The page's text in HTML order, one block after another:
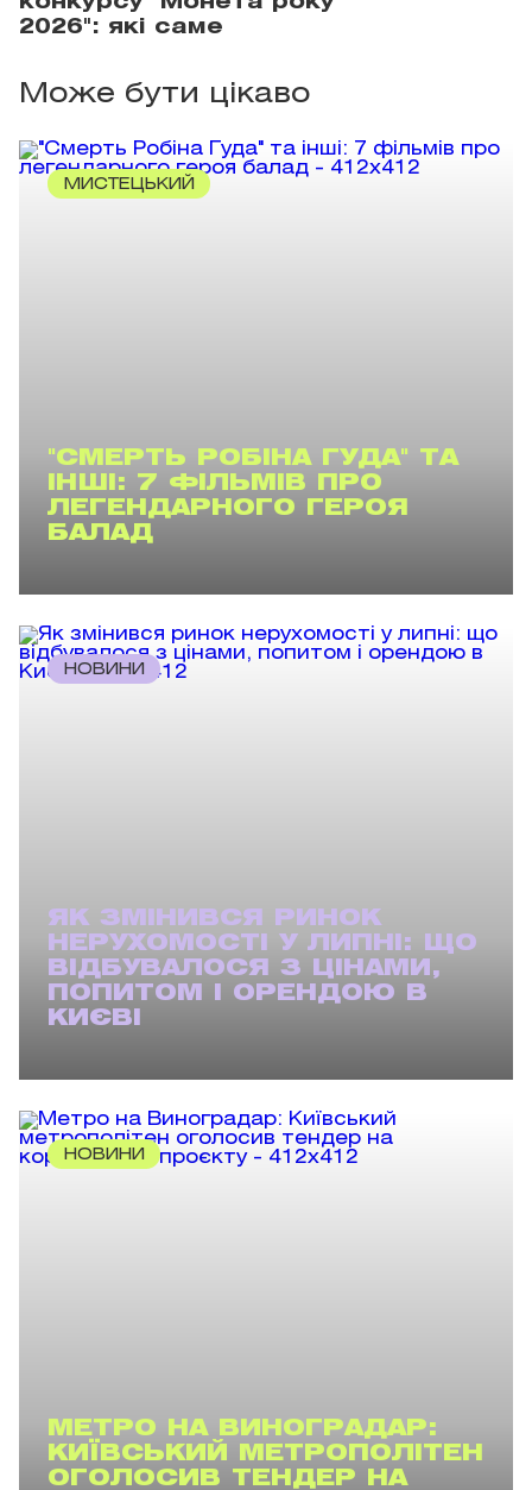
2026": які саме
Може бути цікаво
МИСТЕЦЬКИЙ
"СМЕРТЬ РОБІНА ГУДА" ТА
ІНШІ: 7 ФІЛЬМІВ ПРО
ЛЕГЕНДАРНОГО ГЕРОЯ
БАЛАД
НОВИНИ
ЯК ЗМІНИВСЯ РИНОК
НЕРУХОМОСТІ У ЛИПНІ: ЩО
ВІДБУВАЛОСЯ З ЦІНАМИ,
ПОПИТОМ І ОРЕНДОЮ В
КИЄВІ
НОВИНИ
МЕТРО НА ВИНОГРАДАР:
КИЇВСЬКИЙ МЕТРОПОЛІТЕН
ОГОЛОСИВ ТЕНДЕР НА